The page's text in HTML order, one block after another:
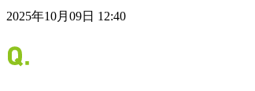
2025年10月09日 12:40